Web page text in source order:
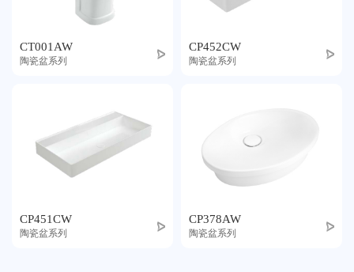
CT001AW
陶瓷盆系列
CP452CW
陶瓷盆系列
CP451CW
陶瓷盆系列
CP378AW
陶瓷盆系列